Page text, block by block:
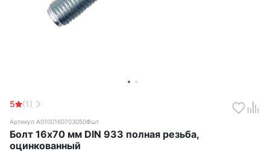
5 (1)
Артикул А0100160703050Фшт
Болт 16х70 мм DIN 933 полная резьба,
оцинкованный